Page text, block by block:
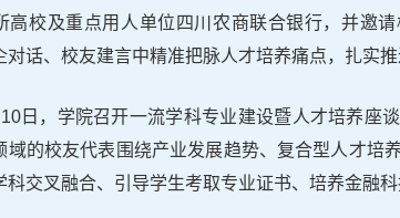
高校及重点用人单位四川农商联合银行，并邀
对话、校友建言中精准把脉人才培养痛点，扎实推
日，学院召开一流学科专业建设暨人才培养座
域的校友代表围绕产业发展趋势、复合型人才培
科交叉融合、引导学生考取专业证书、培养金融科